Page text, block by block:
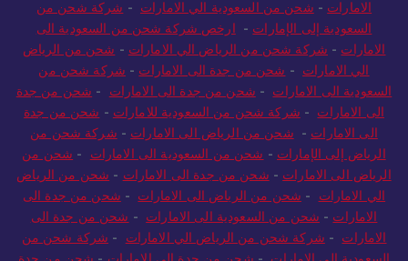
الامارات-شحن من السعودية الي الامارات -شركة شحن من
السعودية إلى الإمارات-ارخص شركة شحن من السعودية الى
الامارات- شركة شحن من الرياض الي الامارات-شحن من الرياض
الي الامارات-شحن من جدة الى الامارات-شركة شحن من
السعودية الى الامارات-شحن من جدة الى الامارات- شحن من جدة
الى الامارات-شركة شحن من السعودية للامارات -شحن من جدة
الى الامارات-شحن من الرياض الى الامارات-شركة شحن من
الرياض إلى الإمارات -شحن من السعودية الى الامارات-شحن من
الرياض الى الامارات-شحن من جدة الى الامارات- شحن من الرياض
الي الامارات-شحن من الرياض الى الامارات-شحن من جدة الى
الامارات-شحن من السعودية الى الامارات-شحن من جدة الى
الامارات-شركة شحن من الرياض الي الامارات- شركة شحن من